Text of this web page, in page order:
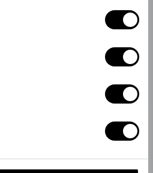
MEGUIARS
REGISTRERINGSSKYLT MEGUIAR'S - EU